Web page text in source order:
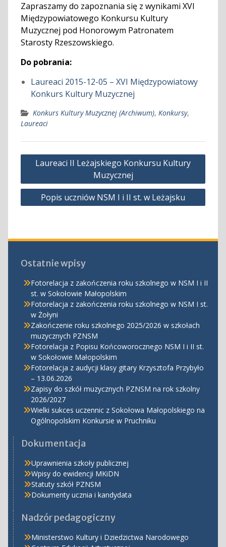
Zapraszamy do zapoznania się z wynikami XVI
Międzypowiatowego Konkursu Kultury
Muzycznej pod Honorowym Patronatem
Starosty Rzeszowskiego.
Do pobrania:
Laureaci 2015-12-05 – XVI Międzypowiatowy
Konkurs Kultury Muzycznej
Konkurs Kultury Muzycznej (Archiwum), Konkursy,
Laureaci
Nawigacja
Laureaci II Leżajskiego Konkursu Kultury
Muzycznej
Popis uczniów NSM I i II st. w Leżajsku
Ostatnie wpisy
Fotorelacja z zakończenia roku szkolnego w NSM I i II
st. w Sokołowie Małopolskim
Fotorelacja z zakończenia roku szkolnego w NSM I st.
w Żołyni
Zakończenie roku szkolnego 2025/2026 w szkołach
muzycznych PZNSM
Fotorelacja z Popisu Końcoworocznego NSM I i II st.
w Sokołowie Małopolskim
Fotorelacja z audycji klasy gitary Krzysztofa Przybyło
– 13.06.2026
Zapisy do szkół muzycznych PZNSM na rok szkolny
2026/2027
Wielki sukces uczennic z Sokołowa Małopolskiego na
Ogólnopolskim Konkursie w Pruchniku
Dokumentacja
Uprawnienia szkoły publicznej
Wpisy do ewidencji MKiDN
Statuty szkół PZNSM
Dokumenty ucznia i kandydata
Nadzór pedagogiczny
Ministerstwo Kultury i Dziedzictwa Narodowego